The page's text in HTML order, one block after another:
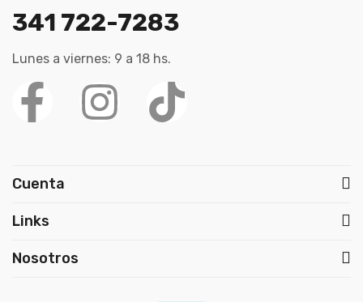
341 722-7283
Lunes a viernes: 9 a 18 hs.
Cuenta
Links
Nosotros